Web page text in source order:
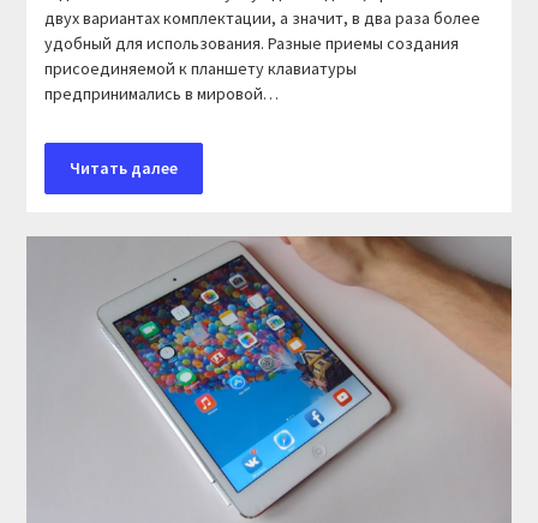
двух вариантах комплектации, а значит, в два раза более
удобный для использования. Разные приемы создания
присоединяемой к планшету клавиатуры
предпринимались в мировой…
Читать далее